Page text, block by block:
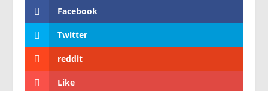
Facebook
Twitter
reddit
Like